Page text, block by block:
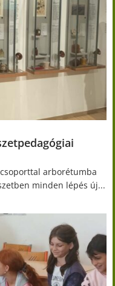
arborétumba
minden lépés új...